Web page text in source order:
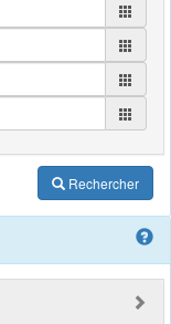
Rechercher